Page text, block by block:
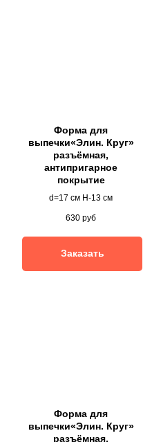
Форма для
выпечки«Элин. Круг»
разъёмная,
антипригарное
покрытие
d=17 см H-13 см
630 руб
Заказать
Форма для
выпечки«Элин. Круг»
разъёмная,